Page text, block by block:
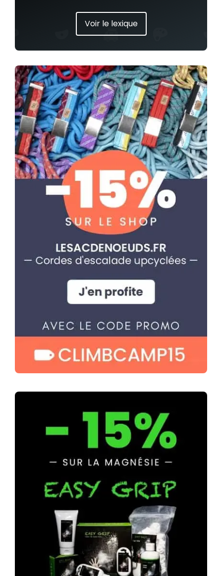
Voir le lexique